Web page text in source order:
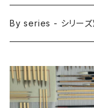
Sakuyo
Bonji Bake/
Hanga
Japanese ink
Watercolour
By series - シリーズ